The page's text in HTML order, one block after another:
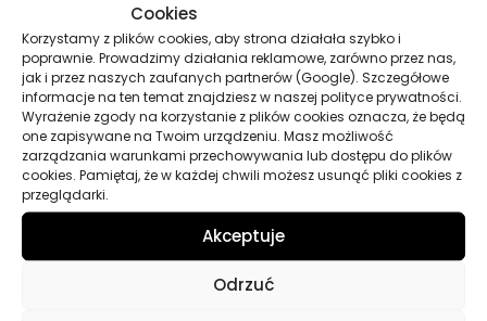
Cookies
Korzystamy z plików cookies, aby strona działała szybko i
poprawnie. Prowadzimy działania reklamowe, zarówno przez nas,
jak i przez naszych zaufanych partnerów (Google). Szczegółowe
informacje na ten temat znajdziesz w naszej polityce prywatności.
Wyrażenie zgody na korzystanie z plików cookies oznacza, że będą
one zapisywane na Twoim urządzeniu. Masz możliwość
zarządzania warunkami przechowywania lub dostępu do plików
cookies. Pamiętaj, że w każdej chwili możesz usunąć pliki cookies z
przeglądarki.
Akceptuje
Odrzuć
Przydatne linki
Oleje
Chemia
Kosmetyki